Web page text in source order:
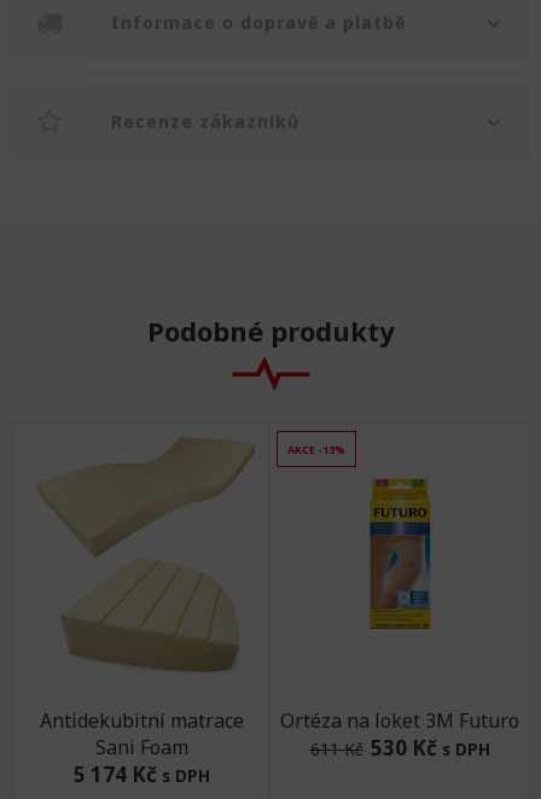
Informace o dopravě a platbě
Recenze zákazníků
Podobné produkty
Antidekubitní matrace
Sani Foam
5 174 Kč s DPH
AKCE -13%
Ortéza na loket 3M Futuro
611 Kč 530 Kč s DPH